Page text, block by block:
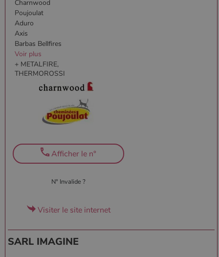
Charnwood
Poujoulat
Aduro
Axis
Barbas Bellfires
Voir plus
+ METALFIRE,
THERMOROSSI
N° Invalide ?
Afficher le n°
Visiter le site internet
SARL IMAGINE